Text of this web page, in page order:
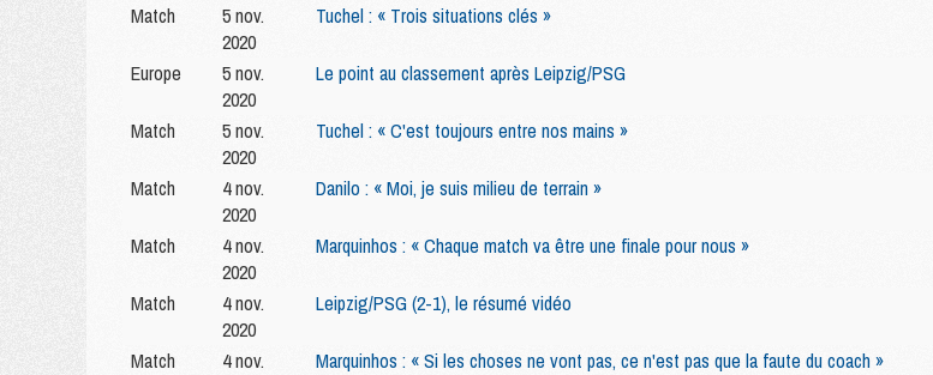
Match
5 nov.
2020
Tuchel : « Trois situations clés »
Europe
5 nov.
2020
Le point au classement après Leipzig/PSG
Match
5 nov.
2020
Tuchel : « C'est toujours entre nos mains »
Match
4 nov.
2020
Danilo : « Moi, je suis milieu de terrain »
Match
4 nov.
2020
Marquinhos : « Chaque match va être une finale pour nous »
Match
4 nov.
2020
Leipzig/PSG (2-1), le résumé vidéo
Match
4 nov.
Marquinhos : « Si les choses ne vont pas, ce n'est pas que la faute du coach »